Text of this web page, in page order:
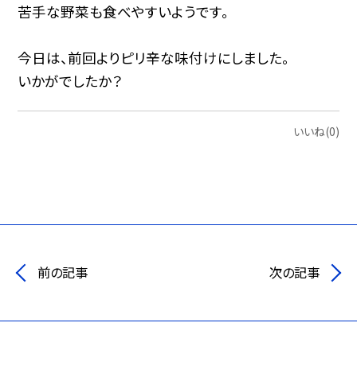
苦手な野菜も食べやすいようです。
今日は、前回よりピリ辛な味付けにしました。
いかがでしたか？
いいね(0)
前の記事 次の記事